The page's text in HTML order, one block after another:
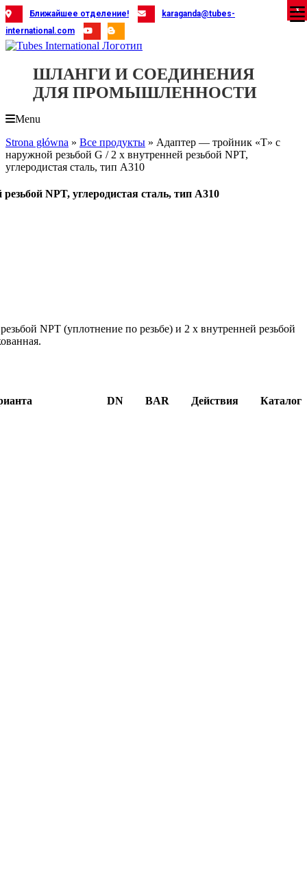
Skip
to
content
Ближайшее отделение!
karaganda@tubes-
international.com
ШЛАНГИ И СОЕДИНЕНИЯ
ДЛЯ ПРОМЫШЛЕННОСТИ
Menu
Strona główna » Все продукты » Адаптер — тройник «T» с
наружной резьбой G / 2 x внутренней резьбой NPT,
углеродистая сталь, тип A310
NPT, углеродистая сталь, тип A310
NPT (уплотнение по резьбе) и 2 x внутренней резьбой
DN BAR Действия Каталог
X
X
X
X
X
X
X
X
X
X
X
X
X
X
X
X
X
X
X